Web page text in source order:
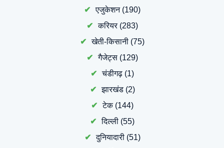
एजुकेशन(190)
करियर(283)
खेती-किसानी (75)
गैजेट्स (129)
चंडीगढ़ (1)
झारखंड(2)
टेक(144)
दिल्ली (55)
दुनियादारी(51)